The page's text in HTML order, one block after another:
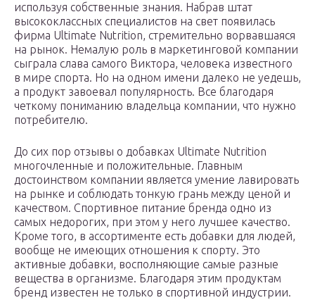
используя собственные знания. Набрав штат
высококлассных специалистов на свет появилась
фирма Ultimate Nutrition, стремительно ворвавшаяся
на рынок. Немалую роль в маркетинговой компании
сыграла слава самого Виктора, человека известного
в мире спорта. Но на одном имени далеко не уедешь,
а продукт завоевал популярность. Все благодаря
четкому пониманию владельца компании, что нужно
потребителю.
До сих пор отзывы о добавках Ultimate Nutrition
многочленные и положительные. Главным
достоинством компании является умение лавировать
на рынке и соблюдать тонкую грань между ценой и
качеством. Спортивное питание бренда одно из
самых недорогих, при этом у него лучшее качество.
Кроме того, в ассортименте есть добавки для людей,
вообще не имеющих отношения к спорту. Это
активные добавки, восполняющие самые разные
вещества в организме. Благодаря этим продуктам
бренд известен не только в спортивной индустрии.